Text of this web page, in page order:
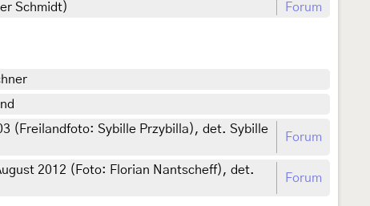
Schmidt) Forum
(Freilandfoto: Sybille Przybilla), det. Sybille
Forum
2012 (Foto: Florian Nantscheff), det.
Forum